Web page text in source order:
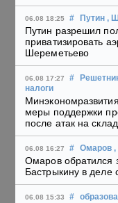
06.08 18:25 # Путин ,
Путин разрешил
приватизировать
Шереметьево
06.08 17:27 #
налоги
меры поддержки
после атак на
06.08 16:27 # Омаров ,
Омаров обратился
Бастрыкину в деле
06.08 15:33 #